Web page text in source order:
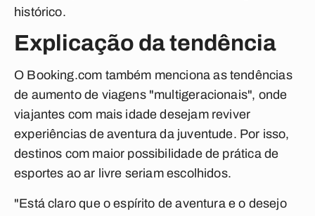
histórico.
Explicação da tendência
O Booking.com também menciona as tendências
de aumento de viagens "multigeracionais", onde
viajantes com mais idade desejam reviver
experiências de aventura da juventude. Por isso,
destinos com maior possibilidade de prática de
esportes ao ar livre seriam escolhidos.
"Está claro que o espírito de aventura e o desejo